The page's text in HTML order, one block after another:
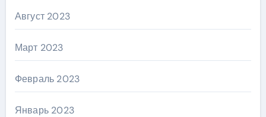
Август 2023
Март 2023
Февраль 2023
Январь 2023